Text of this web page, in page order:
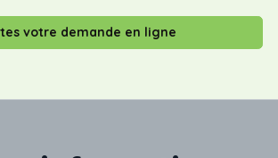
votre demande en ligne